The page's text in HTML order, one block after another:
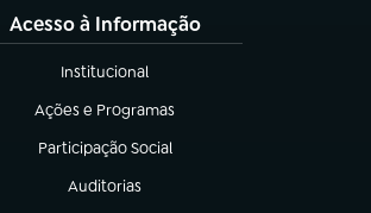
Acesso à Informação
Institucional
(abre em nova aba)
Ações e Programas
(abre em nova aba)
Participação Social
(abre em nova aba)
Auditorias
(abre em nova aba)